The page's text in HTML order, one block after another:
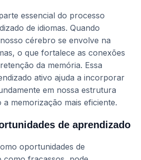
essencial do processo
de idiomas. Quando
cérebro se envolve na
o que fortalece as conexões
da memória. Essa
ativo ajuda a incorporar
em nossa estrutura
memorização mais eficiente.
de aprendizado
oportunidades de